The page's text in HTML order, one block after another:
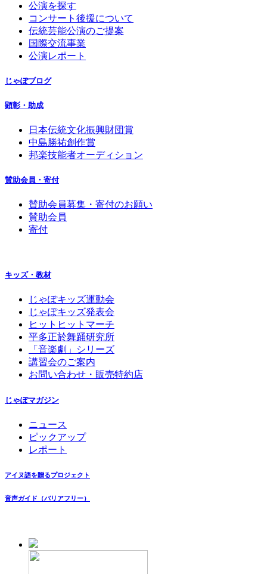
公演を探す
コンサート後援について
伝統芸能公演のご提案
国際交流事業
公演レポート
じゃぽブログ
顕彰・助成
日本伝統文化振興財団賞
中島勝祐創作賞
邦楽技能者オーディション
賛助会員・寄付
賛助会員募集・寄付のお願い
賛助会員
寄付
キッズ・教材
じゃぽキッズ運動会
じゃぽキッズ発表会
ヒットヒットマーチ
平多正於舞踊研究所
「音楽劇」シリーズ
講習会のご案内
お問い合わせ・販売特約店
じゃぽマガジン
ニュース
ピックアップ
レポート
アイヌ語を贈るプロジェクト
音声ガイド（バリアフリー）